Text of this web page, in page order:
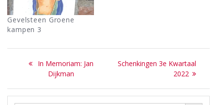
Gevelsteen Groene
kampen 3
Bericht
navigatie
Previous
post:
In Memoriam: Jan
Dijkman
Next
Schenkingen 3e Kwartaal
2022
Zoekknop